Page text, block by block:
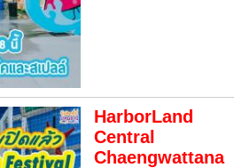
HarborLand
Central
Chaengwattana